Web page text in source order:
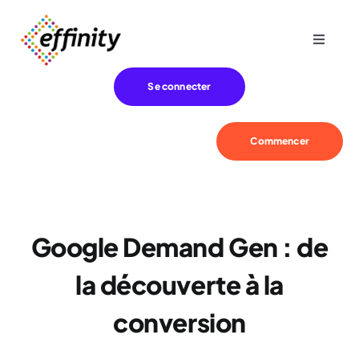
contenu
Toggle
Effinity
Se connecter
Commencer
Google Demand Gen : de
la découverte à la
conversion